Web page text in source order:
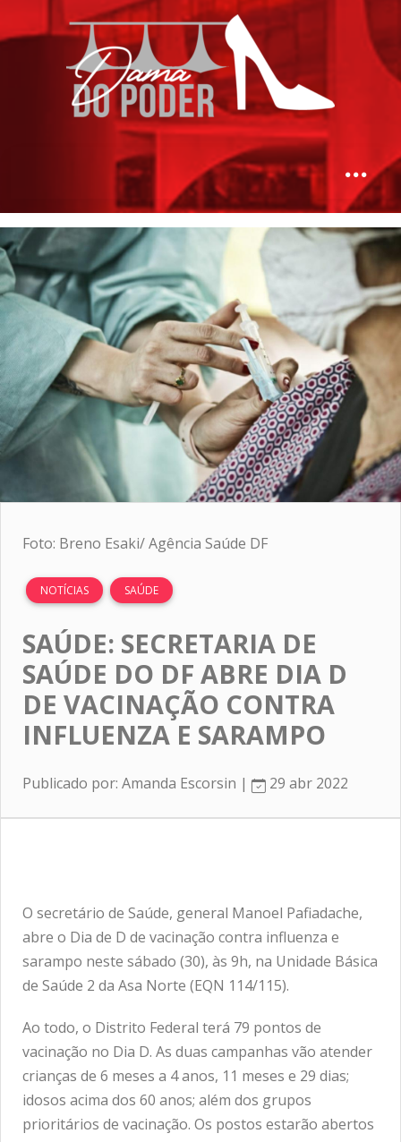
Foto: Breno Esaki/ Agência Saúde DF
NOTÍCIAS SAÚDE
SAÚDE: SECRETARIA DE
SAÚDE DO DF ABRE DIA D
DE VACINAÇÃO CONTRA
INFLUENZA E SARAMPO
Publicado por: Amanda Escorsin | 29 abr 2022
O secretário de Saúde, general Manoel Pafiadache,
abre o Dia de D de vacinação contra influenza e
sarampo neste sábado (30), às 9h, na Unidade Básica
de Saúde 2 da Asa Norte (EQN 114/115).
Ao todo, o Distrito Federal terá 79 pontos de
vacinação no Dia D. As duas campanhas vão atender
crianças de 6 meses a 4 anos, 11 meses e 29 dias;
idosos acima dos 60 anos; além dos grupos
prioritários de vacinação. Os postos estarão abertos